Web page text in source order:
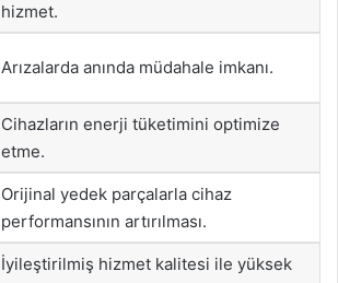
hizmet.
Arızalarda anında müdahale imkanı.
Cihazların enerji tüketimini optimize
etme.
Orijinal yedek parçalarla cihaz
performansının artırılması.
İyileştirilmiş hizmet kalitesi ile yüksek